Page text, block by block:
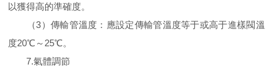
以獲得高的準確度。
（3）傳輸管溫度：應設定傳輸管溫度等于或高于進樣閥溫
度20℃～25℃。
7.氣體調節